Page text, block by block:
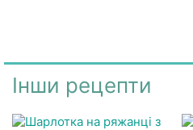
Інши рецепти